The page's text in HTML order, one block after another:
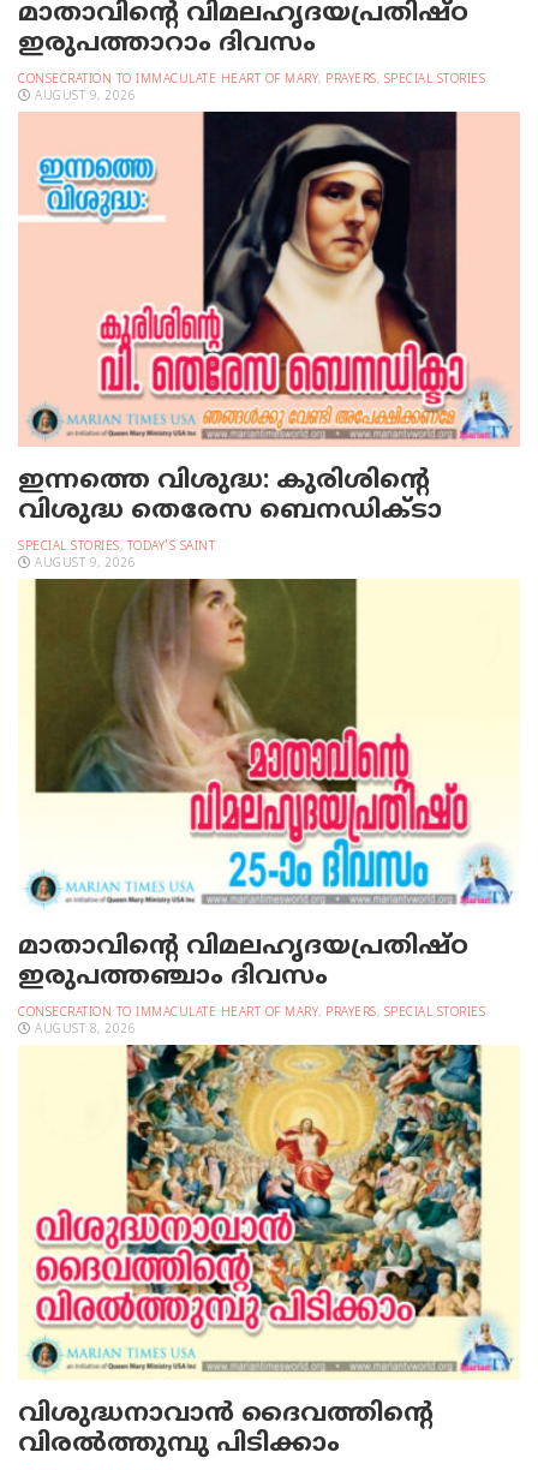
മാതാവിന്റെ വിമലഹൃദയപ്രതിഷ്ഠ
ഇരുപത്താറാം ദിവസം
CONSECRATION TO IMMACULATE HEART OF MARY, PRAYERS, SPECIAL STORIES
AUGUST 9, 2026
ഇന്നത്തെ വിശുദ്ധ: കുരിശിന്റെ
വിശുദ്ധ തെരേസ ബെനഡിക്ടാ
SPECIAL STORIES, TODAY'S SAINT
AUGUST 9, 2026
മാതാവിന്റെ വിമലഹൃദയപ്രതിഷ്ഠ
ഇരുപത്തഞ്ചാം ദിവസം
CONSECRATION TO IMMACULATE HEART OF MARY, PRAYERS, SPECIAL STORIES
AUGUST 8, 2026
വിശുദ്ധനാവാന്‍ ദൈവത്തിന്റെ
വിരല്‍ത്തുമ്പു പിടിക്കാം